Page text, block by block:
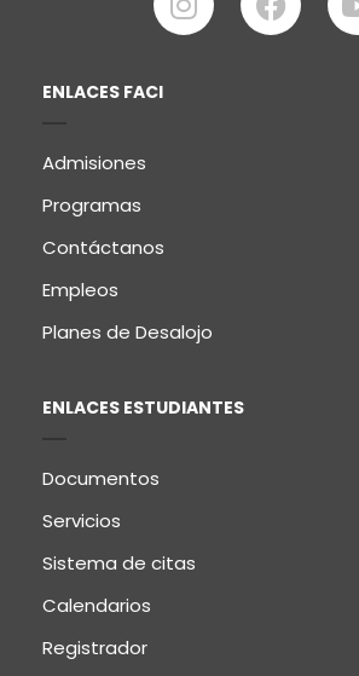
ENLACES FACI
Admisiones
Programas
Contáctanos
Empleos
Planes de Desalojo
ENLACES ESTUDIANTES
Documentos
Servicios
Sistema de citas
Calendarios
Registrador